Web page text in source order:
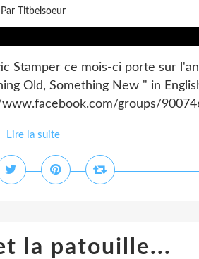
Par Titbelsoeur
Stamper ce mois-ci porte sur
Old, Something New " in
groups/
Lire la suite
la patouille...